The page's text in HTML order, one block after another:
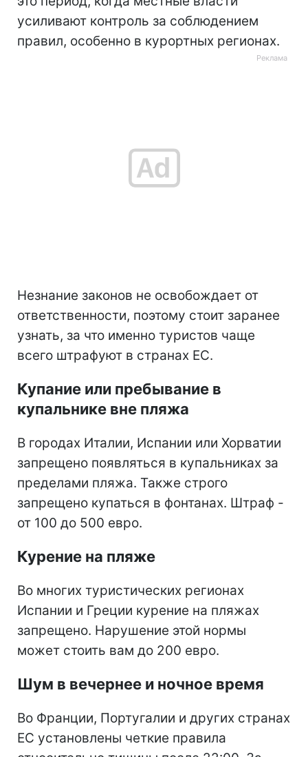
усиливают контроль за соблюдением
правил, особенно в курортных регионах.
Незнание законов не освобождает от
ответственности, поэтому стоит заранее
узнать, за что именно туристов чаще
всего штрафуют в странах ЕС.
Купание или пребывание в
купальнике вне пляжа
В городах Италии, Испании или Хорватии
запрещено появляться в купальниках за
пределами пляжа. Также строго
запрещено купаться в фонтанах. Штраф -
от 100 до 500 евро.
Курение на пляже
Во многих туристических регионах
Испании и Греции курение на пляжах
запрещено. Нарушение этой нормы
может стоить вам до 200 евро.
Шум в вечернее и ночное время
Во Франции, Португалии и других странах
ЕС установлены четкие правила